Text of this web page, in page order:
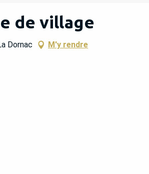
de village
Dornac M'y rendre